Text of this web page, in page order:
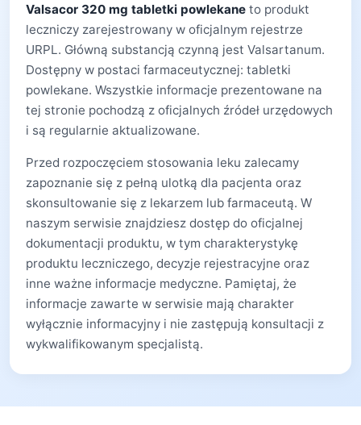
Valsacor 320 mg tabletki powlekane to produkt
leczniczy zarejestrowany w oficjalnym rejestrze
URPL. Główną substancją czynną jest Valsartanum.
Dostępny w postaci farmaceutycznej: tabletki
powlekane. Wszystkie informacje prezentowane na
tej stronie pochodzą z oficjalnych źródeł urzędowych
i są regularnie aktualizowane.
Przed rozpoczęciem stosowania leku zalecamy
zapoznanie się z pełną ulotką dla pacjenta oraz
skonsultowanie się z lekarzem lub farmaceutą. W
naszym serwisie znajdziesz dostęp do oficjalnej
dokumentacji produktu, w tym charakterystykę
produktu leczniczego, decyzje rejestracyjne oraz
inne ważne informacje medyczne. Pamiętaj, że
informacje zawarte w serwisie mają charakter
wyłącznie informacyjny i nie zastępują konsultacji z
wykwalifikowanym specjalistą.